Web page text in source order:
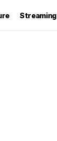
Streaming